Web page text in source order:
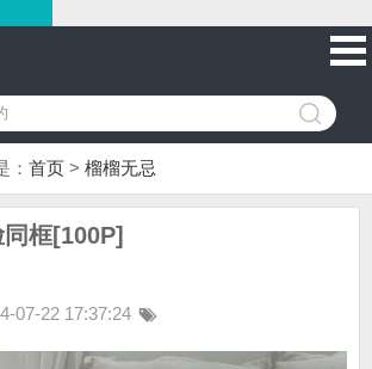
： 首页 > 榴榴无忌
框[100P]
07-22 17:37:24